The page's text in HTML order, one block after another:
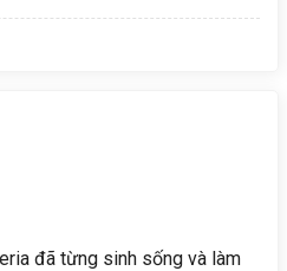
đã từng sinh sống và làm